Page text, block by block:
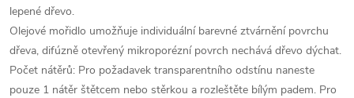
lepené dřevo.
Olejové mořidlo umožňuje individuální barevné ztvárnění povrchu
dřeva, difúzně otevřený mikroporézní povrch nechává dřevo dýchat.
Počet nátěrů: Pro požadavek transparentního odstínu naneste
pouze 1 nátěr štětcem nebo stěrkou a rozleštěte bílým padem. Pro